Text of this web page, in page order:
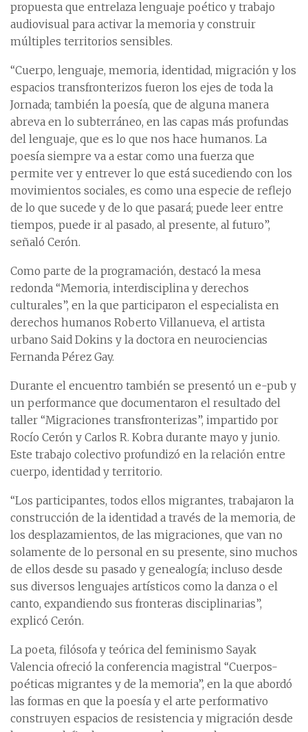
propuesta que entrelaza lenguaje poético y trabajo
audiovisual para activar la memoria y construir
múltiples territorios sensibles.
“Cuerpo, lenguaje, memoria, identidad, migración y los
espacios transfronterizos fueron los ejes de toda la
Jornada; también la poesía, que de alguna manera
abreva en lo subterráneo, en las capas más profundas
del lenguaje, que es lo que nos hace humanos. La
poesía siempre va a estar como una fuerza que
permite ver y entrever lo que está sucediendo con los
movimientos sociales, es como una especie de reflejo
de lo que sucede y de lo que pasará; puede leer entre
tiempos, puede ir al pasado, al presente, al futuro”,
señaló Cerón.
Como parte de la programación, destacó la mesa
redonda “Memoria, interdisciplina y derechos
culturales”, en la que participaron el especialista en
derechos humanos Roberto Villanueva, el artista
urbano Said Dokins y la doctora en neurociencias
Fernanda Pérez Gay.
Durante el encuentro también se presentó un e-pub y
un performance que documentaron el resultado del
taller “Migraciones transfronterizas”, impartido por
Rocío Cerón y Carlos R. Kobra durante mayo y junio.
Este trabajo colectivo profundizó en la relación entre
cuerpo, identidad y territorio.
“Los participantes, todos ellos migrantes, trabajaron la
construcción de la identidad a través de la memoria, de
los desplazamientos, de las migraciones, que van no
solamente de lo personal en su presente, sino muchos
de ellos desde su pasado y genealogía; incluso desde
sus diversos lenguajes artísticos como la danza o el
canto, expandiendo sus fronteras disciplinarias”,
explicó Cerón.
La poeta, filósofa y teórica del feminismo Sayak
Valencia ofreció la conferencia magistral “Cuerpos-
poéticas migrantes y de la memoria”, en la que abordó
las formas en que la poesía y el arte performativo
construyen espacios de resistencia y migración desde